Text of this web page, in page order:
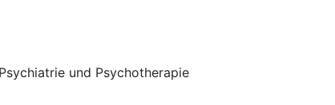
und Psychotherapie